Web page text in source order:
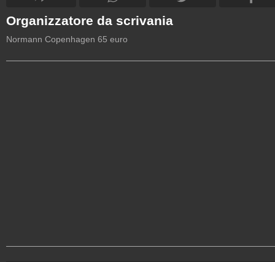
Organizzatore da scrivania
Normann Copenhagen 65 euro